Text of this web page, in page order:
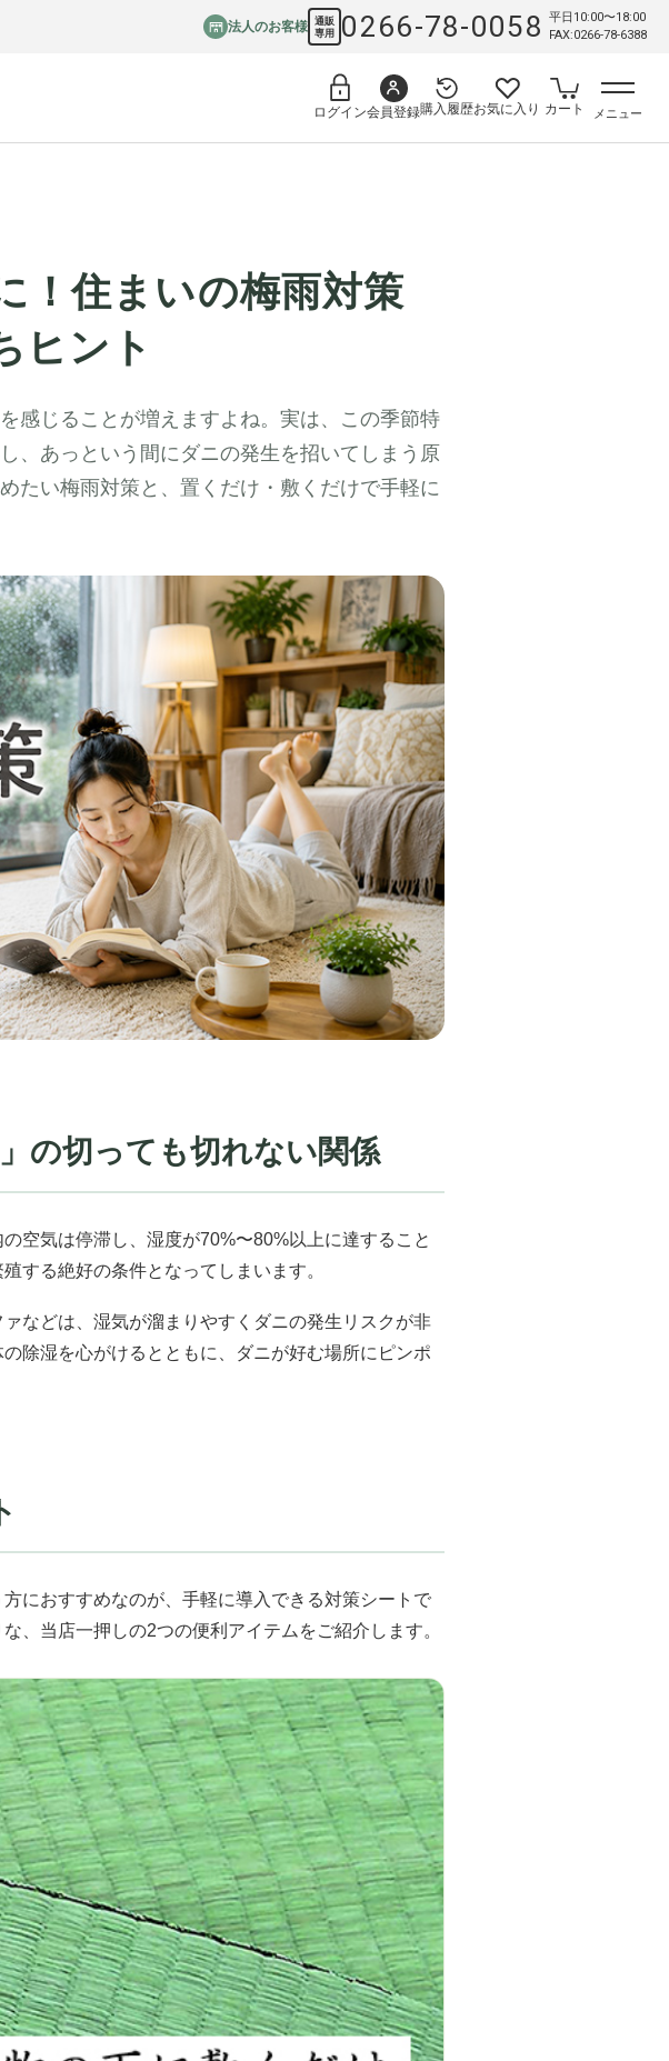
法人のお客様 通販
専用
0266-78-0058
平日10:00〜18:00
FAX:0266-78-6388
ログイン会員登録購入履歴お気に入り カート メニュー
！住まいの梅雨対策
ヒント
感じることが増えますよね。実は、この季節特
、あっという間にダニの発生を招いてしまう原
い梅雨対策と、置くだけ・敷くだけで手軽に
の切っても切れない関係
空気は停滞し、湿度が70%〜80%以上に達すること
する絶好の条件となってしまいます。
などは、湿気が溜まりやすくダニの発生リスクが非
除湿を心がけるとともに、ダニが好む場所にピンポ
におすすめなのが、手軽に導入できる対策シートで
、当店一押しの2つの便利アイテムをご紹介します。